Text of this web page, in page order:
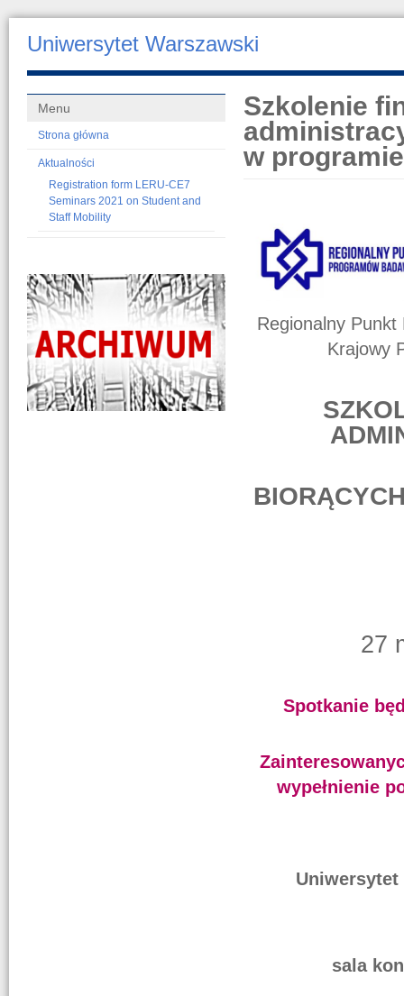
Uniwersytet Warszawski
Menu
Strona główna
Aktualności
Registration form LERU-CE7
Seminars 2021 on Student and
Staff Mobility
Szkolenie
w
Regionalny
Krajowy
27
Spotkanie
wypełnienie
Uniwersytet
sala